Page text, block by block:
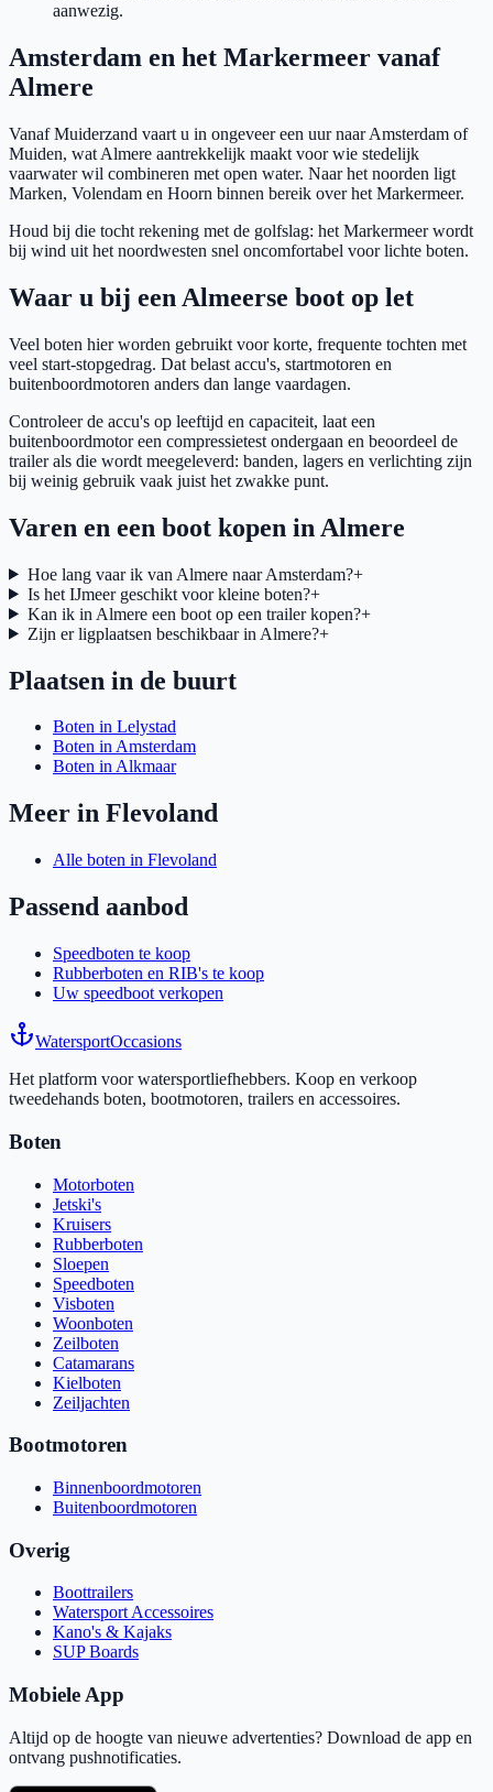
aanwezig.
Amsterdam en het Markermeer vanaf
Almere
Vanaf Muiderzand vaart u in ongeveer een uur naar Amsterdam of
Muiden, wat Almere aantrekkelijk maakt voor wie stedelijk
vaarwater wil combineren met open water. Naar het noorden ligt
Marken, Volendam en Hoorn binnen bereik over het Markermeer.
Houd bij die tocht rekening met de golfslag: het Markermeer wordt
bij wind uit het noordwesten snel oncomfortabel voor lichte boten.
Waar u bij een Almeerse boot op let
Veel boten hier worden gebruikt voor korte, frequente tochten met
veel start-stopgedrag. Dat belast accu's, startmotoren en
buitenboordmotoren anders dan lange vaardagen.
Controleer de accu's op leeftijd en capaciteit, laat een
buitenboordmotor een compressietest ondergaan en beoordeel de
trailer als die wordt meegeleverd: banden, lagers en verlichting zijn
bij weinig gebruik vaak juist het zwakke punt.
Varen en een boot kopen in Almere
Hoe lang vaar ik van Almere naar Amsterdam?+
Is het IJmeer geschikt voor kleine boten?+
Kan ik in Almere een boot op een trailer kopen?+
Zijn er ligplaatsen beschikbaar in Almere?+
Plaatsen in de buurt
Boten in Lelystad
Boten in Amsterdam
Boten in Alkmaar
Meer in Flevoland
Alle boten in Flevoland
Passend aanbod
Speedboten te koop
Rubberboten en RIB's te koop
Uw speedboot verkopen
WatersportOccasions
Het platform voor watersportliefhebbers. Koop en verkoop
tweedehands boten, bootmotoren, trailers en accessoires.
Boten
Motorboten
Jetski's
Kruisers
Rubberboten
Sloepen
Speedboten
Visboten
Woonboten
Zeilboten
Catamarans
Kielboten
Zeiljachten
Bootmotoren
Binnenboordmotoren
Buitenboordmotoren
Overig
Boottrailers
Watersport Accessoires
Kano's & Kajaks
SUP Boards
Mobiele App
Altijd op de hoogte van nieuwe advertenties? Download de app en
ontvang pushnotificaties.